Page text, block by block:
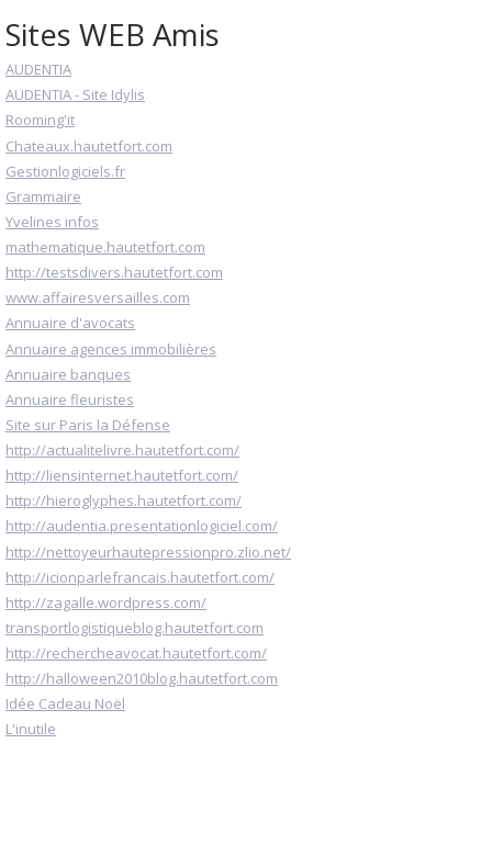
Sites WEB Amis
AUDENTIA
AUDENTIA - Site Idylis
Rooming'it
Chateaux.hautetfort.com
Gestionlogiciels.fr
Grammaire
Yvelines infos
mathematique.hautetfort.com
http://testsdivers.hautetfort.com
www.affairesversailles.com
Annuaire d'avocats
Annuaire agences immobilières
Annuaire banques
Annuaire fleuristes
Site sur Paris la Défense
http://actualitelivre.hautetfort.com/
http://liensinternet.hautetfort.com/
http://hieroglyphes.hautetfort.com/
http://audentia.presentationlogiciel.com/
http://nettoyeurhautepressionpro.zlio.net/
http://icionparlefrancais.hautetfort.com/
http://zagalle.wordpress.com/
transportlogistiqueblog.hautetfort.com
http://rechercheavocat.hautetfort.com/
http://halloween2010blog.hautetfort.com
Idée Cadeau Noël
L'inutile